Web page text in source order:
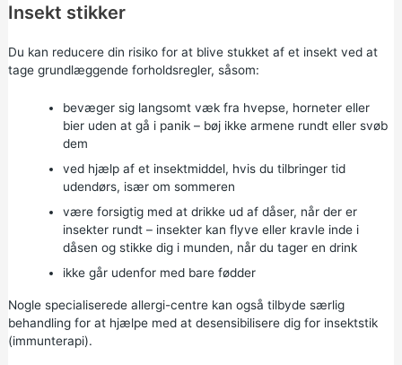
Insekt stikker
Du kan reducere din risiko for at blive stukket af et insekt ved at
tage grundlæggende forholdsregler, såsom:
bevæger sig langsomt væk fra hvepse, horneter eller
bier uden at gå i panik – bøj ikke armene rundt eller svøb
dem
ved hjælp af et insektmiddel, hvis du tilbringer tid
udendørs, især om sommeren
være forsigtig med at drikke ud af dåser, når der er
insekter rundt – insekter kan flyve eller kravle inde i
dåsen og stikke dig i munden, når du tager en drink
ikke går udenfor med bare fødder
Nogle specialiserede allergi-centre kan også tilbyde særlig
behandling for at hjælpe med at desensibilisere dig for insektstik
(immunterapi).